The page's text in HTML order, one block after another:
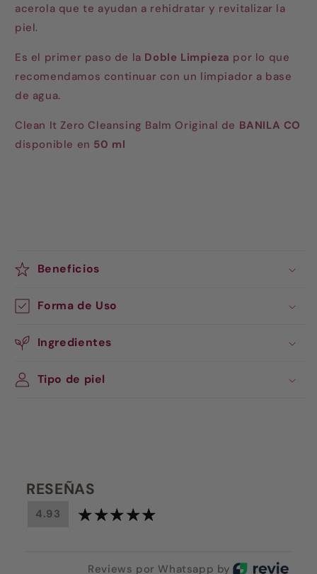
acerola que te ayudan a rehidratar y revitalizar la
piel.
Es el primer paso de la Doble Limpieza por lo que
recomendamos continuar con un limpiador a base
de agua.
Clean It Zero Cleansing Balm Original de BANILA CO
disponible en 50 ml
Beneficios
Forma de Uso
Ingredientes
Tipo de piel
RESEÑAS
4.93
Reviews por Whatsapp by